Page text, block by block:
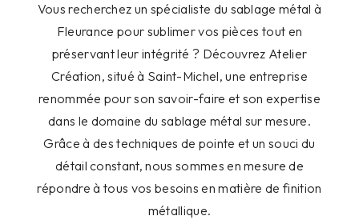
Vous recherchez un spécialiste du sablage métal à
Fleurance pour sublimer vos pièces tout en
préservant leur intégrité ? Découvrez Atelier
Création, situé à Saint-Michel, une entreprise
renommée pour son savoir-faire et son expertise
dans le domaine du sablage métal sur mesure.
Grâce à des techniques de pointe et un souci du
détail constant, nous sommes en mesure de
répondre à tous vos besoins en matière de finition
métallique.